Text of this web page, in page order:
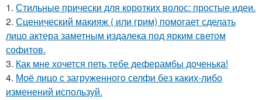
1. Стильные прически для коротких волос: простые идеи.
2. Сценический макияж ( или грим) помогает сделать
лицо актера заметным издалека под ярким светом
софитов.
3. Как мне хочется петь тебе деферамбы доченька!
4. Моё лицо с загруженного селфи без каких-либо
изменений используй.